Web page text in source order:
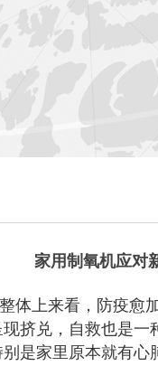
家用制氧机应对
体上来看，防疫愈
挤兑，自救也是
是家里原本就有